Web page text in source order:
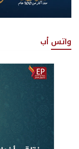
واتس أب